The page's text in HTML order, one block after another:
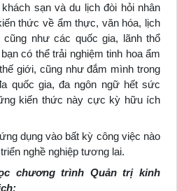
sạn và du lịch đòi hỏi nhân
thức về ẩm thực, văn hóa, lịch
như các quốc gia, lãnh thổ
có thể trải nghiệm tinh hoa ẩm
giới, cũng như đắm mình trong
quốc gia, đa ngôn ngữ hết sức
kiến thức này cực kỳ hữu ích
dụng vào bất kỳ công việc nào
nghề nghiệp tương lai.
chương trình Quản trị kinh